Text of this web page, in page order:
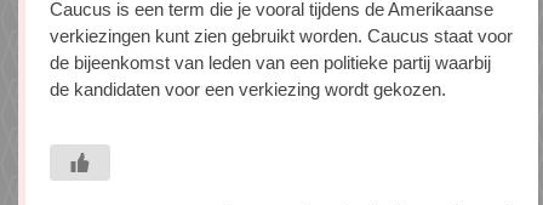
Caucus is een term die je vooral tijdens de Amerikaanse
verkiezingen kunt zien gebruikt worden. Caucus staat voor
de bijeenkomst van leden van een politieke partij waarbij
de kandidaten voor een verkiezing wordt gekozen.